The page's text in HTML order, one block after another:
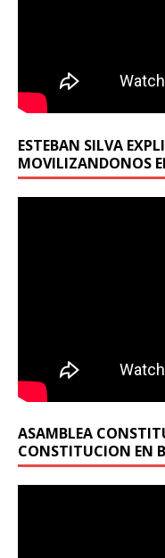
ESTEBAN SILVA
MOVILIZANDONOS
ASAMBLEA
CONSTITUCION EN